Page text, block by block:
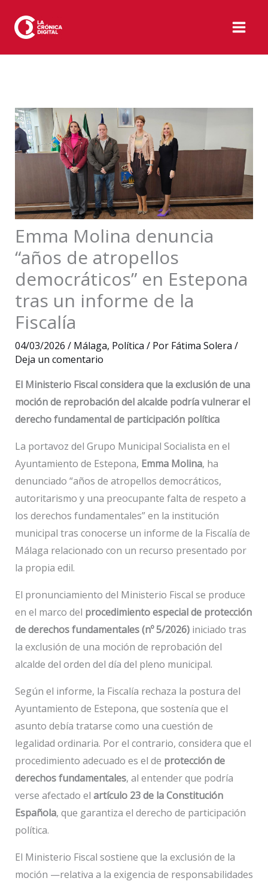
contenido
Emma Molina denuncia
“años de atropellos
democráticos” en Estepona
tras un informe de la
Fiscalía
04/03/2026 / Málaga, Política / Por Fátima Solera /
Deja un comentario
El Ministerio Fiscal considera que la exclusión de una
moción de reprobación del alcalde podría vulnerar el
derecho fundamental de participación política
La portavoz del Grupo Municipal Socialista en el
Ayuntamiento de Estepona, Emma Molina, ha
denunciado “años de atropellos democráticos,
autoritarismo y una preocupante falta de respeto a
los derechos fundamentales” en la institución
municipal tras conocerse un informe de la Fiscalía de
Málaga relacionado con un recurso presentado por
la propia edil.
El pronunciamiento del Ministerio Fiscal se produce
en el marco del procedimiento especial de protección
de derechos fundamentales (nº 5/2026)iniciado tras
la exclusión de una moción de reprobación del
alcalde del orden del día del pleno municipal.
Según el informe, la Fiscalía rechaza la postura del
Ayuntamiento de Estepona, que sostenía que el
asunto debía tratarse como una cuestión de
legalidad ordinaria. Por el contrario, considera que el
procedimiento adecuado es el de protección de
derechos fundamentales, al entender que podría
verse afectado el artículo 23 de la Constitución
Española, que garantiza el derecho de participación
política.
El Ministerio Fiscal sostiene que la exclusión de la
moción —relativa a la exigencia de responsabilidades